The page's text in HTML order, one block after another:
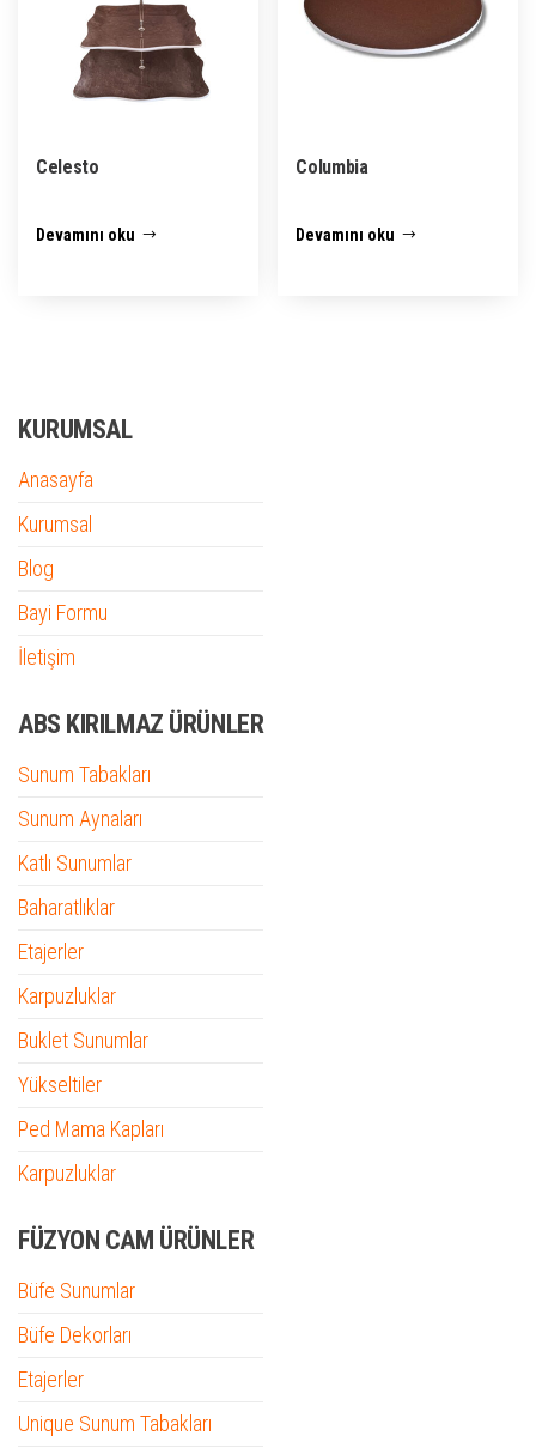
Celesto
Devamını oku
Columbia
Devamını oku
KURUMSAL
Anasayfa
Kurumsal
Blog
Bayi Formu
İletişim
ABS KIRILMAZ ÜRÜNLER
Sunum Tabakları
Sunum Aynaları
Katlı Sunumlar
Baharatlıklar
Etajerler
Karpuzluklar
Buklet Sunumlar
Yükseltiler
Ped Mama Kapları
Karpuzluklar
FÜZYON CAM ÜRÜNLER
Büfe Sunumlar
Büfe Dekorları
Etajerler
Unique Sunum Tabakları